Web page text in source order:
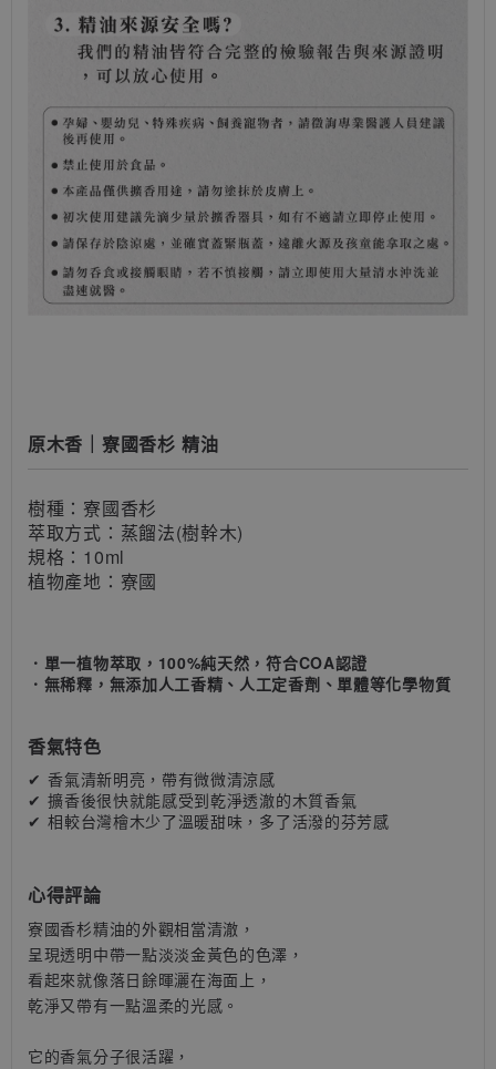
原木香｜寮國香杉 精油
樹種：寮國香杉
萃取方式 ：蒸餾法(樹幹木)
規格 ：10ml
植物產地 ：寮國
．單一植物萃取，100%純天然，符合COA認證
．無稀釋，無添加人工香精、人工定香劑、單體等化學物質
香氣特色
✔ 香氣清新明亮，帶有微微清涼感
✔ 擴香後很快就能感受到乾淨透澈的木質香氣
✔ 相較台灣檜木少了溫暖甜味，多了活潑的芬芳感
心得評論
寮國香杉精油的外觀相當清澈，
呈現透明中帶一點淡淡金黃色的色澤，
看起來就像落日餘暉灑在海面上，
乾淨又帶有一點溫柔的光感。
它的香氣分子很活躍，